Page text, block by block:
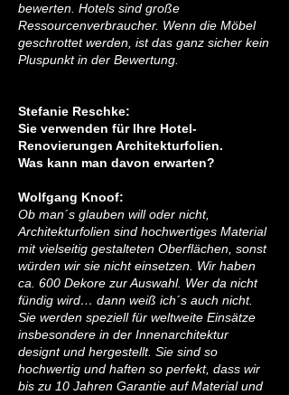
bewerten. Hotels sind große
Ressourcenverbraucher. Wenn die Möbel
geschrottet werden, ist das ganz sicher kein
Pluspunkt in der Bewertung.
Stefanie Reschke:
Sie verwenden für Ihre Hotel-
Renovierungen Architekturfolien.
Was kann man davon erwarten?
Wolfgang Knoof:
Ob man´s glauben will oder nicht,
Architekturfolien sind hochwertiges Material
mit vielseitig gestalteten Oberflächen, sonst
würden wir sie nicht einsetzen. Wir haben
ca. 600 Dekore zur Auswahl. Wer da nicht
fündig wird… dann weiß ich´s auch nicht.
Sie werden speziell für weltweite Einsätze
insbesondere in der Innenarchitektur
designt und hergestellt. Sie sind so
hochwertig und haften so perfekt, dass wir
bis zu 10 Jahren Garantie auf Material und